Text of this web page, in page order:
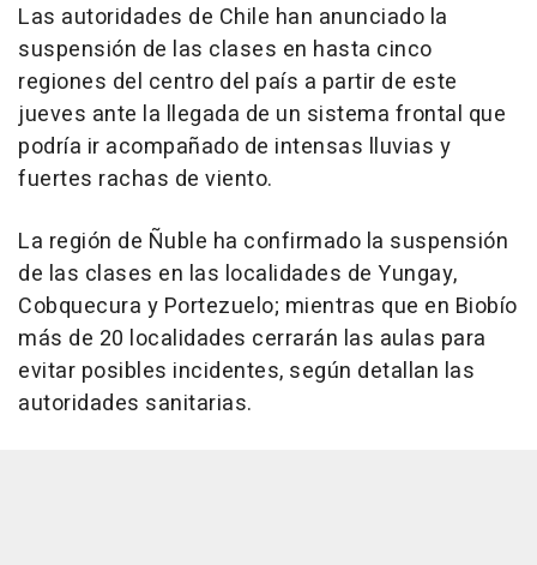
Las autoridades de Chile han anunciado la
suspensión de las clases en hasta cinco
regiones del centro del país a partir de este
jueves ante la llegada de un sistema frontal que
podría ir acompañado de intensas lluvias y
fuertes rachas de viento.
La región de Ñuble ha confirmado la suspensión
de las clases en las localidades de Yungay,
Cobquecura y Portezuelo; mientras que en Biobío
más de 20 localidades cerrarán las aulas para
evitar posibles incidentes, según detallan las
autoridades sanitarias.